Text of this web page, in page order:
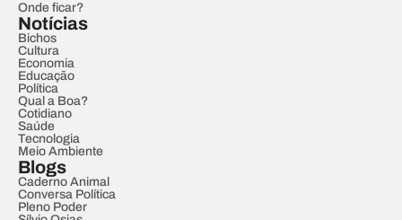
Onde ficar?
Notícias
Bichos
Cultura
Economia
Educação
Política
Qual a Boa?
Cotidiano
Saúde
Tecnologia
Meio Ambiente
Blogs
Caderno Animal
Conversa Política
Pleno Poder